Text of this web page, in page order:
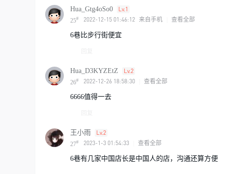
Hua_Gtg4oSo0 Lv.1
25# 2022-12-15 01:46:12 来自手机 查看全部
6巷比步行街便宜
Hua_D3KYZEtZ Lv.2
26# 2022-12-26 18:58:30 查看全部
6666值得一去
王小雨 Lv.2
27# 2023-1-3 01:54:33 查看全部
6巷有几家中国店长是中国人的店，沟通还算方便